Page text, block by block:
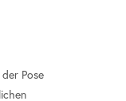
Pose